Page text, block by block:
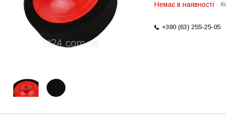
Немає в наявності
+380 (63) 255-25-05